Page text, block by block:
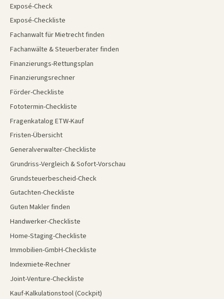
Exposé-Check
Exposé-Checkliste
Fachanwalt für Mietrecht finden
Fachanwälte & Steuerberater finden
Finanzierungs-Rettungsplan
Finanzierungsrechner
Förder-Checkliste
Fototermin-Checkliste
Fragenkatalog ETW-Kauf
Fristen-Übersicht
Generalverwalter-Checkliste
Grundriss-Vergleich & Sofort-Vorschau
Grundsteuerbescheid-Check
Gutachten-Checkliste
Guten Makler finden
Handwerker-Checkliste
Home-Staging-Checkliste
Immobilien-GmbH-Checkliste
Indexmiete-Rechner
Joint-Venture-Checkliste
Kauf-Kalkulationstool (Cockpit)